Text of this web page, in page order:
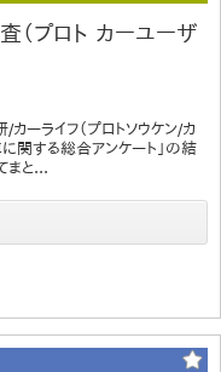
（プロト カーユーザ
ーライフ（プロトソウケン/カ
関する総合アンケート」の結
まと...